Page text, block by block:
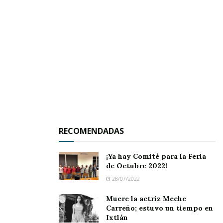
debe captar mayor inversión, atraer industrias
para generar empleos permanentes y bien
pagados, frenando así la desigualdad social que
RECOMENDADAS
¡Ya hay Comité para la Feria
de Octubre 2022!
28/07/2022
Muere la actriz Meche
Carreño; estuvo un tiempo en
Ixtlán